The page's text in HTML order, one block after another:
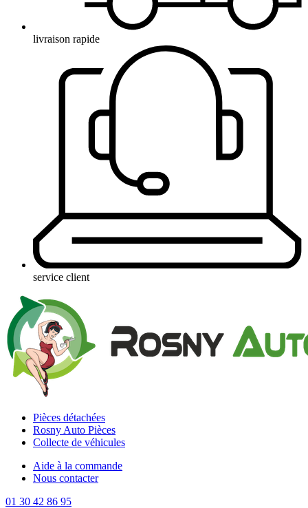
livraison rapide
service client
Pièces détachées
Rosny Auto Pièces
Collecte de véhicules
Aide à la commande
Nous contacter
01 30 42 86 95